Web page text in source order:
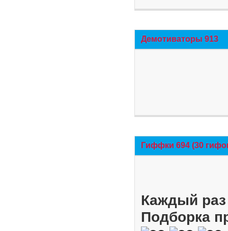
Демотиваторы 913
Гиффки 694 (30
Каждый
Подборка